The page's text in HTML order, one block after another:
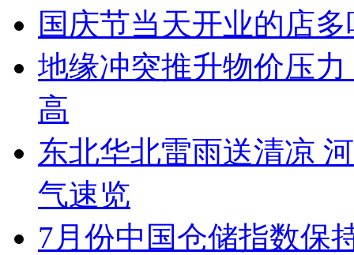
国庆节当天开业的店
地缘冲突推升物价压
高
东北华北雷雨送清凉
气速览
7月份中国仓储指数保